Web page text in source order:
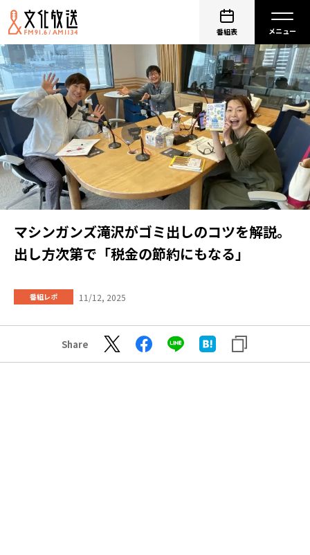
番組表
マシンガンズ滝沢がゴミ出しのコツを解説。
出し方次第で「税金の節約にもなる」
番組レポ 11/12, 2025
Share